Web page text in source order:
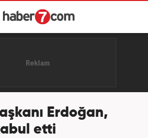
Erdoğan,
etti